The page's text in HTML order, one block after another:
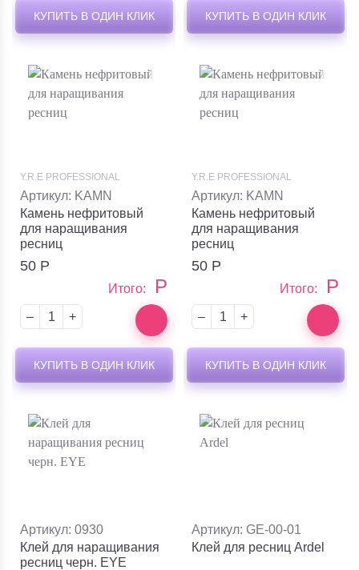
КУПИТЬ В ОДИН КЛИК КУПИТЬ В ОДИН КЛИК
Y.R.E PROFESSIONAL
Артикул: KAMN
Камень нефритовый
для наращивания
ресниц
50 Р
Итого: Р
– +
КУПИТЬ В ОДИН КЛИК
Y.R.E PROFESSIONAL
Артикул: KAMN
Камень нефритовый
для наращивания
ресниц
50 Р
Итого: Р
– +
КУПИТЬ В ОДИН КЛИК
Артикул: 0930
Клей для наращивания
ресниц черн. EYE
Артикул: GE-00-01
Клей для ресниц Ardel